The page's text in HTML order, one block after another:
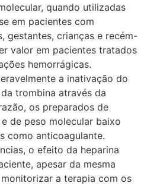
quando utilizadas
em pacientes com
gestantes, crianças e recém-
valor em pacientes tratados
hemorrágicas.
a inativação do
trombina através da
os preparados de
de peso molecular baixo
como anticoagulante.
o efeito da heparina
apesar da mesma
a terapia com os